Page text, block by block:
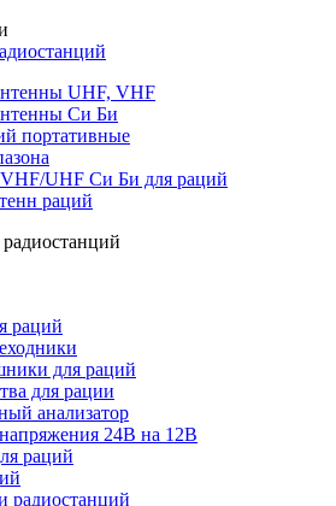
UHF, VHF
Си Би
портативные
UHF Си Би для раций
раций
раций
для раций
для рации
анализатор
24В на 12В
раций
радиостанций